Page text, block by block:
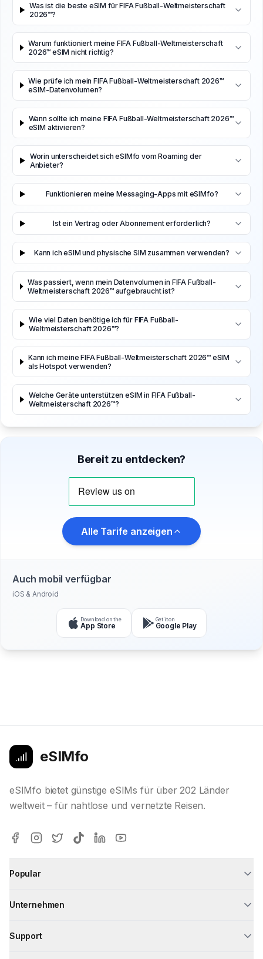
Was ist die beste eSIM für FIFA Fußball-Weltmeisterschaft
2026™?
Warum funktioniert meine FIFA Fußball-Weltmeisterschaft
2026™ eSIM nicht richtig?
Wie prüfe ich mein FIFA Fußball-Weltmeisterschaft 2026™
eSIM-Datenvolumen?
Wann sollte ich meine FIFA Fußball-Weltmeisterschaft 2026™
eSIM aktivieren?
Worin unterscheidet sich eSIMfo vom Roaming der
Anbieter?
Funktionieren meine Messaging-Apps mit eSIMfo?
Ist ein Vertrag oder Abonnement erforderlich?
Kann ich eSIM und physische SIM zusammen verwenden?
Was passiert, wenn mein Datenvolumen in FIFA Fußball-
Weltmeisterschaft 2026™ aufgebraucht ist?
Wie viel Daten benötige ich für FIFA Fußball-
Weltmeisterschaft 2026™?
Kann ich meine FIFA Fußball-Weltmeisterschaft 2026™ eSIM
als Hotspot verwenden?
Welche Geräte unterstützen eSIM in FIFA Fußball-
Weltmeisterschaft 2026™?
Bereit zu entdecken?
Alle Tarife anzeigen
Auch mobil verfügbar
iOS & Android
Download on the
App Store
Get it on
Google Play
eSIMfo
eSIMfo bietet günstige eSIMs für über 202 Länder
weltweit – für nahtlose und vernetzte Reisen.
Popular
Unternehmen
Support